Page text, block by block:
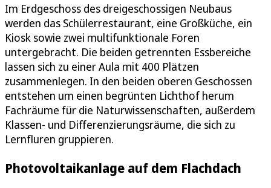
Im Erdgeschoss des dreigeschossigen Neubaus
werden das Schülerrestaurant, eine Großküche, ein
Kiosk sowie zwei multifunktionale Foren
untergebracht. Die beiden getrennten Essbereiche
lassen sich zu einer Aula mit 400 Plätzen
zusammenlegen. In den beiden oberen Geschossen
entstehen um einen begrünten Lichthof herum
Fachräume für die Naturwissenschaften, außerdem
Klassen- und Differenzierungsräume, die sich zu
Lernfluren gruppieren.
Photovoltaikanlage auf dem Flachdach